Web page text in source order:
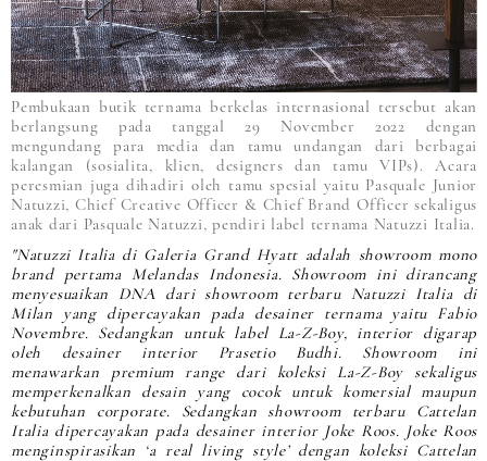
Pembukaan butik ternama berkelas internasional tersebut akan
berlangsung pada tanggal 29 November 2022 dengan
mengundang para media dan tamu undangan dari berbagai
kalangan (sosialita, klien, designers dan tamu VIPs). Acara
peresmian juga dihadiri oleh tamu spesial yaitu Pasquale Junior
Natuzzi, Chief Creative Officer & Chief Brand Officer sekaligus
anak dari Pasquale Natuzzi, pendiri label ternama Natuzzi Italia.
"Natuzzi Italia di Galeria Grand Hyatt adalah showroom mono
brand pertama Melandas Indonesia. Showroom ini dirancang
menyesuaikan DNA dari showroom terbaru Natuzzi Italia di
Milan yang dipercayakan pada desainer ternama yaitu Fabio
Novembre. Sedangkan untuk label La-Z-Boy, interior digarap
oleh desainer interior Prasetio Budhi. Showroom ini
menawarkan premium range dari koleksi La-Z-Boy sekaligus
memperkenalkan desain yang cocok untuk komersial maupun
kebutuhan corporate. Sedangkan showroom terbaru Cattelan
Italia dipercayakan pada desainer interior Joke Roos. Joke Roos
menginspirasikan ‘a real living style’ dengan koleksi Cattelan